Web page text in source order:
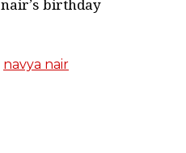
birthday
navya nair